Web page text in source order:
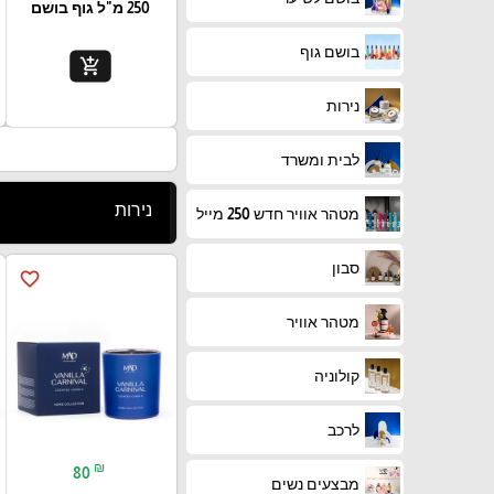
בושם גוף
נירות
לבית ומשרד
מטהר אוויר חדש 250 מייל
סבון
מטהר אוויר
קולוניה
לרכב
מבצעים נשים
250 מ"ל גוף בושם
add_shopping_cart
נירות
favorite_border
80 ₪